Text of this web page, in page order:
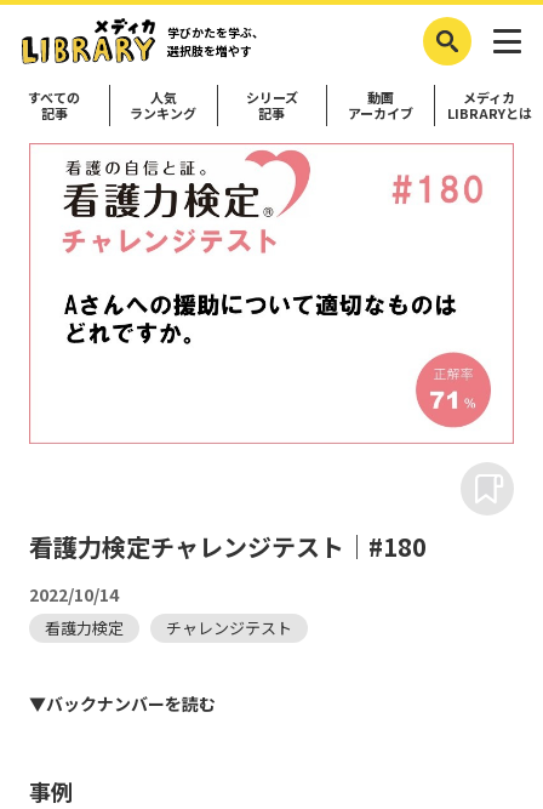
学びかたを学ぶ、
選択肢を増やす
すべての
記事
人気
ランキング
シリーズ
記事
動画
アーカイブ
メディカ
LIBRARYとは
看護力検定チャレンジテスト｜#180
2022/10/14
看護力検定 チャレンジテスト
▼バックナンバーを読む
事例